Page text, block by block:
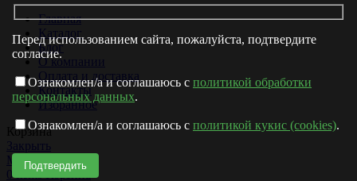
Главная
Каталог
Блог
О компании
Оплата и доставка
Контакты
Избранное
Корзина
Закрыть
Перед использованием сайта, пожалуйста, подтвердите
согласие.
Ознакомлен/а и соглашаюсь с политикой обработки
персональных данных.
Ознакомлен/а и соглашаюсь с политикой кукис (cookies).
Магазин
0items Корзина